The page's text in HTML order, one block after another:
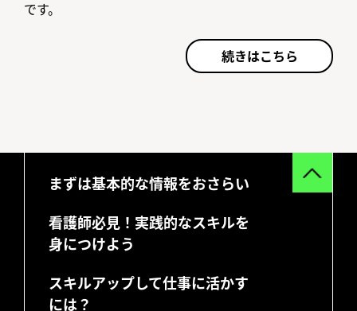
です。
続きはこちら
まずは基本的な情報をおさらい
看護師必見！実践的なスキルを
身につけよう
スキルアップして仕事に活かす
には？